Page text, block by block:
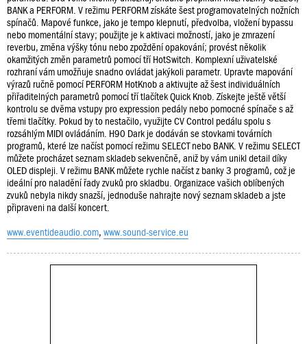
BANK a PERFORM. V režimu PERFORM získáte šest programovatelných nožních
spínačů. Mapové funkce, jako je tempo klepnutí, předvolba, vložení bypassu
nebo momentální stavy; použijte je k aktivaci možností, jako je zmrazení
reverbu, změna výšky tónu nebo zpoždění opakování; provést několik
okamžitých změn parametrů pomocí tří HotSwitch. Komplexní uživatelské
rozhraní vám umožňuje snadno ovládat jakýkoli parametr. Upravte mapování
výrazů ručně pomocí PERFORM HotKnob a aktivujte až šest individuálních
přiřaditelných parametrů pomocí tří tlačítek Quick Knob. Získejte ještě větší
kontrolu se dvěma vstupy pro expression pedály nebo pomocné spínače s až
třemi tlačítky. Pokud by to nestačilo, využijte CV Control pedálu spolu s
rozsáhlým MIDI ovládáním. H90 Dark je dodáván se stovkami továrních
programů, které lze načíst pomocí režimu SELECT nebo BANK. V režimu SELECT
můžete procházet seznam skladeb sekvenčně, aniž by vám unikl detail díky
OLED displeji. V režimu BANK můžete rychle načíst z banky 3 programů, což je
ideální pro naladění řady zvuků pro skladbu. Organizace vašich oblíbených
zvuků nebyla nikdy snazší, jednoduše nahrajte nový seznam skladeb a jste
připraveni na další koncert.
www.eventideaudio.com, www.sound-service.eu